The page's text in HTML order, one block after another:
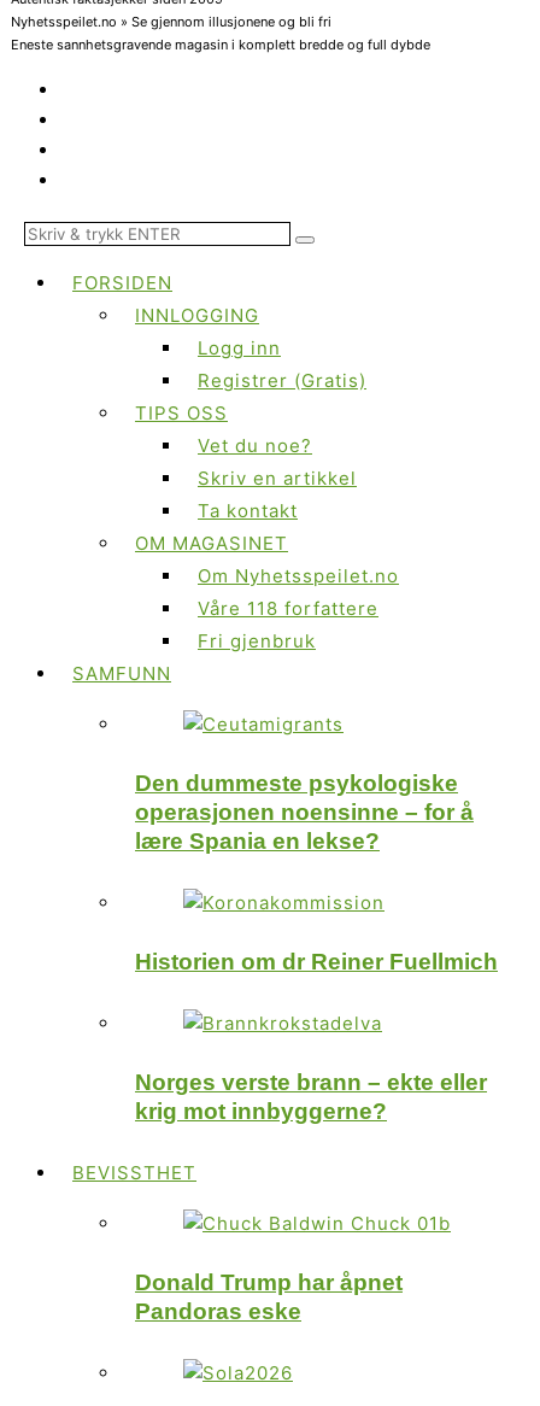
Nyhetsspeilet.no » Se gjennom illusjonene og bli fri
Eneste sannhetsgravende magasin i komplett bredde og full dybde
FORSIDEN
INNLOGGING
Logg inn
Registrer (Gratis)
TIPS OSS
Vet du noe?
Skriv en artikkel
Ta kontakt
OM MAGASINET
Om Nyhetsspeilet.no
Våre 118 forfattere
Fri gjenbruk
SAMFUNN
Den dummeste psykologiske
operasjonen noensinne – for å
lære Spania en lekse?
Historien om dr Reiner Fuellmich
Norges verste brann – ekte eller
krig mot innbyggerne?
BEVISSTHET
Donald Trump har åpnet
Pandoras eske